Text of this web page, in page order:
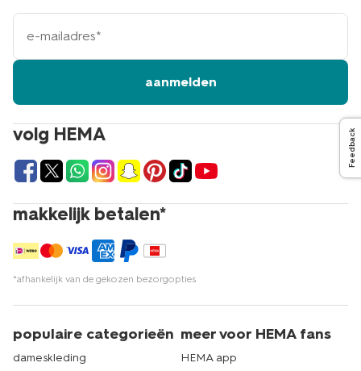
volg HEMA
makkelijk betalen*
*afhankelijk van de gekozen bezorgopties
e-
mailadres
aanmelden
populaire categorieën
dameskleding
meer voor HEMA fans
HEMA app
Feedback